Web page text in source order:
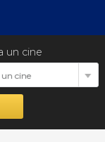
un cine
un cine